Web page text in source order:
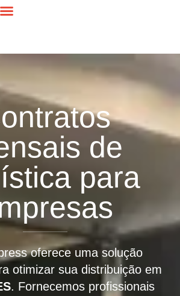
de
para
oferece uma solução
otimizar sua distribuição em
. Fornecemos profissionais